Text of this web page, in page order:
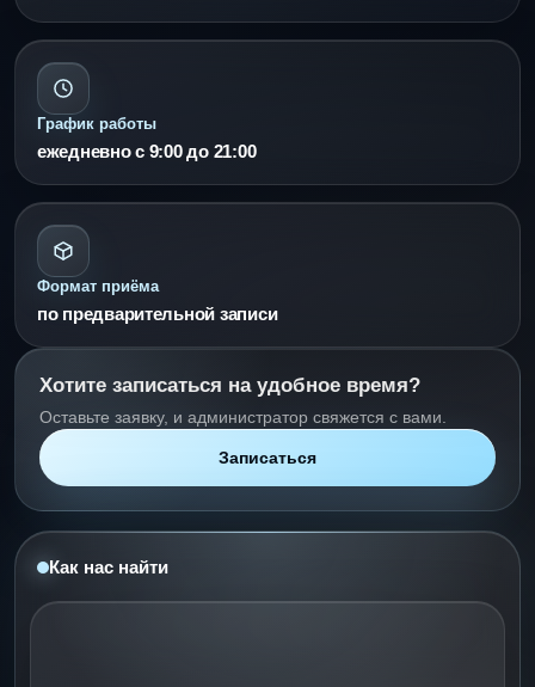
График работы
ежедневно с 9:00 до 21:00
Формат приёма
по предварительной записи
Хотите записаться на удобное время?
Оставьте заявку, и администратор свяжется с вами.
Записаться
Как нас найти